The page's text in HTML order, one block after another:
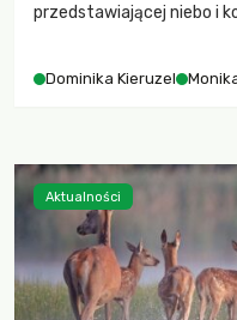
przedstawiającej niebo i
Dominika Kieruzel
Aktualności